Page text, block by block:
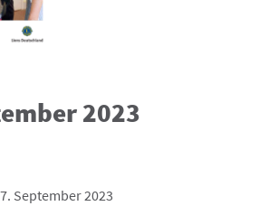
2023
September 2023